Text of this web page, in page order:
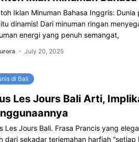
Iklan Minuman Bahasa Inggris: Dunia
dinamis! Dari minuman ringan
energi yang penuh semangat,
July 20, 2025
di Bali
Les Jours Bali Arti,
Les Jours Bali. Frasa Prancis yang
dari sekadar terjemahan harfiah “setiap